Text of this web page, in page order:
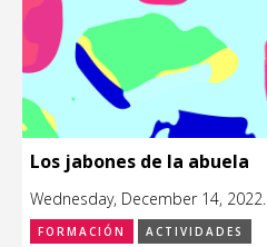
Los jabones de la abuela
Wednesday, December 14, 2022.
FORMACIÓN ACTIVIDADES